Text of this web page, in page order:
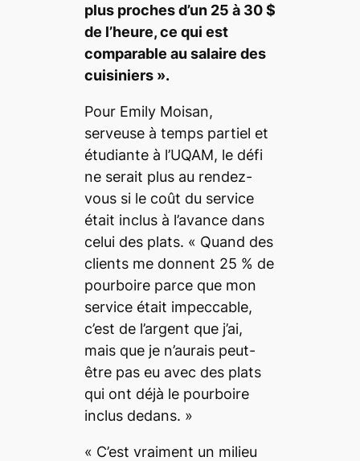
plus proches d’un 25 à 30 $
de l’heure, ce qui est
comparable au salaire des
cuisiniers ».
Pour Emily Moisan,
serveuse à temps partiel et
étudiante à l’UQAM, le défi
ne serait plus au rendez-
vous si le coût du service
était inclus à l’avance dans
celui des plats. « Quand des
clients me donnent 25 % de
pourboire parce que mon
service était impeccable,
c’est de l’argent que j’ai,
mais que je n’aurais peut-
être pas eu avec des plats
qui ont déjà le pourboire
inclus dedans. »
« C’est vraiment un milieu